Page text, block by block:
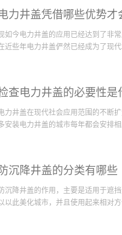
白防沉降井盖的制作标准之后，用
和磨合，才能制作出来，那么这时
井盖。第2：拥有着相对来说较好
市美化这项工作，一旦防沉降井盖
防沉降井盖制作公司，拥有相对来
力井盖凭借哪些优势才
如今电力井盖的应用已经达到了非
近些年电力井盖俨然已经成为了现
首先从外形上面来看电力井盖属于
利性的特点。除此以外那些生产制
市政道路中间供过往车辆碾压也不
里。相信看到质量好的电力井盖具备
查电力井盖的必要性是
力井盖在现代社会应用范围的不断
安装电力井盖的城市每年都会安排
一个地下井，一旦行人或车辆从井
查的过程中就可以更好的了解到井
理，在这个时候就能够减少因井盖
防沉降井盖的分类有哪些
沉降井盖的作用，主要是适用于遮
以此美化城市，并且使用起来相对